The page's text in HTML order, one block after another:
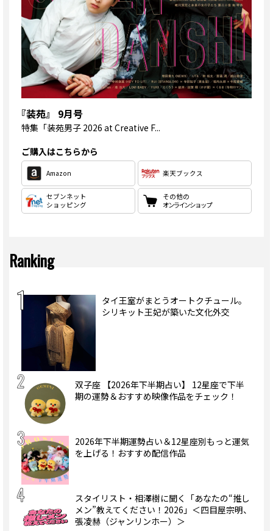
『装苑』 9月号
特集 「装苑男子 2026 at Creative F...
ご購入はこちらから
Amazon 楽天ブックス
セブンネット
ショッピング
その他の
オンラインショップ
Ranking
タイ王室がまとうオートクチュール。
シリキット王妃が築いた文化外交
双子座 【2026年下半期占い】 12星座で下半
期の運勢＆おすすめ映像作品をチェック！
2026年下半期運勢占い＆12星座別もっと運気
を上げる！おすすめ配信作品
スタイリスト・相澤樹に聞く「あなたの“推し
メン”教えてください！2026」＜四目屋宗明、
張凌赫（ジャンリンホー）＞